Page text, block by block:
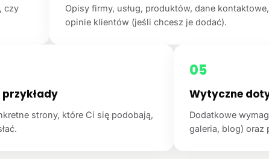
czy
Opisy firmy, usług, produktów, dane kontaktowe,
opinie klientów (jeśli chcesz je dodać).
strony, które Ci się podobają,
05
Wytyczne
Dodatkowe
galeria, blog) oraz